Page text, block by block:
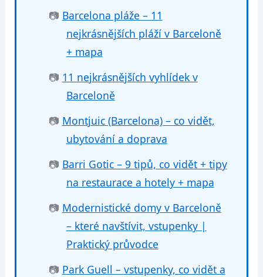
📷 Barcelona pláže – 11
nejkrásnějších pláží v Barceloně
+ mapa
📷 11 nejkrásnějších vyhlídek v
Barceloně
📷 Montjuic (Barcelona) – co vidět,
ubytování a doprava
📷 Barri Gotic – 9 tipů, co vidět + tipy
na restaurace a hotely + mapa
📷 Modernistické domy v Barceloně
– které navštívit, vstupenky |
Praktický průvodce
📷 Park Guell – vstupenky, co vidět a